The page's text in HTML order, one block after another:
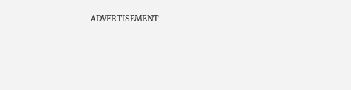
ADVERTISEMENT